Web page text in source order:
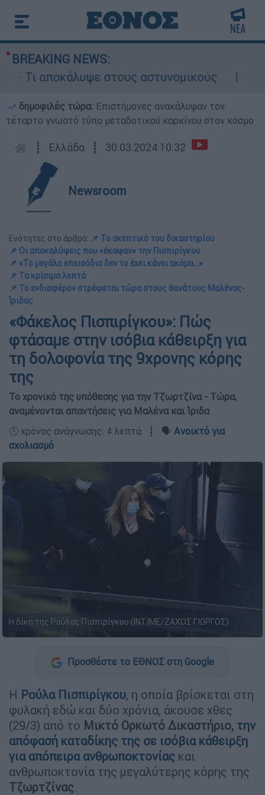
BREAKING NEWS:
στους αστυνομικούς
δημοφιλές τώρα: Επιστήμονες ανακάλυψαν τον
τέταρτο γνωστό τύπο μεταδοτικού καρκίνου στον κόσμο
┋ Ελλάδα ┋ 30.03.2024 10:32
Newsroom
Ενότητες στο άρθρο: 📌 Το σκεπτικό του δικαστηρίου
📌 Οι αποκαλύψεις που «έκαψαν» την Πισπιρίγκου
📌 «Το μεγάλο επεισόδιο δεν το έχει κάνει ακόμα…»
📌 Τα κρίσιμα λεπτά
📌 Το ενδιαφέρον στρέφεται τώρα στους θανάτους Μαλένας-
Ίριδας
«Φάκελος Πισπιρίγκου»: Πώς
φτάσαμε στην ισόβια κάθειρξη για
τη δολοφονία της 9χρονης κόρης
της
Το χρονικό της υπόθεσης για την Τζωρτζίνα - Τώρα,
αναμένονται απαντήσεις για Μαλένα και Ίριδα
🕛 χρόνος ανάγνωσης: 4 λεπτά ┋ 🗣️ Ανοικτό για
σχολιασμό
Η δίκη της Ρούλας Πισπιρίγκου (ΙΝΤΙΜΕ/ΖΑΧΟΣ ΓΙΩΡΓΟΣ)
Προσθέστε το ΕΘΝΟΣ στη Google
Η Ρούλα Πισπιρίγκου, η οποία βρίσκεται στη
φυλακή εδώ και δύο χρόνια, άκουσε χθες
(29/3) από το Μικτό Ορκωτό Δικαστήριο, την
απόφασή καταδίκης της σε ισόβια κάθειρξη
για απόπειρα ανθρωποκτονίας και
ανθρωποκτονία της μεγαλύτερης κόρης της
Τζωρτζίνας.